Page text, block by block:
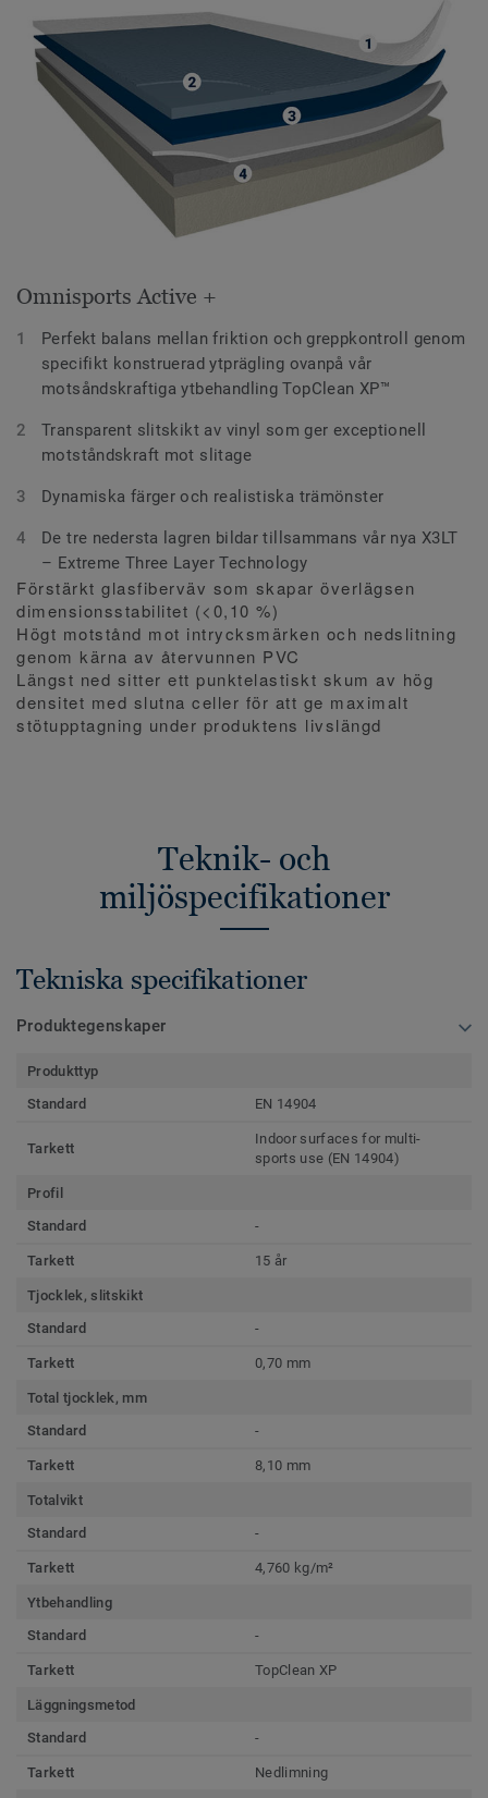
Omnisports Active +
Perfekt balans mellan friktion och greppkontroll genom
specifikt konstruerad ytprägling ovanpå vår
motsåndskraftiga ytbehandling TopClean XP™
Transparent slitskikt av vinyl som ger exceptionell
motståndskraft mot slitage
Dynamiska färger och realistiska trämönster
De tre nedersta lagren bildar tillsammans vår nya X3LT
– Extreme Three Layer Technology
Förstärkt glasfiberväv som skapar överlägsen
dimensionsstabilitet (<0,10 %)
Högt motstånd mot intrycksmärken och nedslitning
genom kärna av återvunnen PVC
Längst ned sitter ett punktelastiskt skum av hög
densitet med slutna celler för att ge maximalt
stötupptagning under produktens livslängd
Teknik- och
miljöspecifikationer
Tekniska specifikationer
Produktegenskaper
Produkttyp
Standard
EN 14904
Tarkett
Indoor surfaces for multi-
sports use (EN 14904)
Profil
Standard
-
Tarkett 15 år
Tjocklek, slitskikt
Standard
-
Tarkett 0,70 mm
Total tjocklek, mm
Standard
-
Tarkett 8,10 mm
Totalvikt
Standard
-
Tarkett 4,760 kg/m²
Ytbehandling
Standard
-
Tarkett TopClean XP
Läggningsmetod
Standard
-
Tarkett Nedlimning